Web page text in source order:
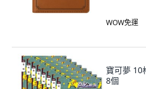
WOW免運
寶可夢 10
8個